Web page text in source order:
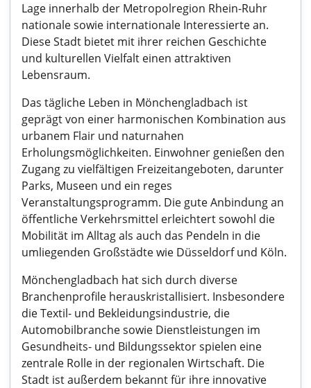
Lage innerhalb der Metropolregion Rhein-Ruhr
nationale sowie internationale Interessierte an.
Diese Stadt bietet mit ihrer reichen Geschichte
und kulturellen Vielfalt einen attraktiven
Lebensraum.
Das tägliche Leben in Mönchengladbach ist
geprägt von einer harmonischen Kombination aus
urbanem Flair und naturnahen
Erholungsmöglichkeiten. Einwohner genießen den
Zugang zu vielfältigen Freizeitangeboten, darunter
Parks, Museen und ein reges
Veranstaltungsprogramm. Die gute Anbindung an
öffentliche Verkehrsmittel erleichtert sowohl die
Mobilität im Alltag als auch das Pendeln in die
umliegenden Großstädte wie Düsseldorf und Köln.
Mönchengladbach hat sich durch diverse
Branchenprofile herauskristallisiert. Insbesondere
die Textil- und Bekleidungsindustrie, die
Automobilbranche sowie Dienstleistungen im
Gesundheits- und Bildungssektor spielen eine
zentrale Rolle in der regionalen Wirtschaft. Die
Stadt ist außerdem bekannt für ihre innovative